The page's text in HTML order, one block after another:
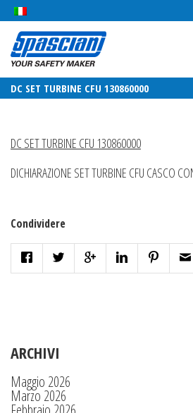
DC SET TURBINE CFU 130860000
DC SET TURBINE CFU 130860000
DICHIARAZIONE SET TURBINE CFU CASCO
Condividere
ARCHIVI
Maggio 2026
Marzo 2026